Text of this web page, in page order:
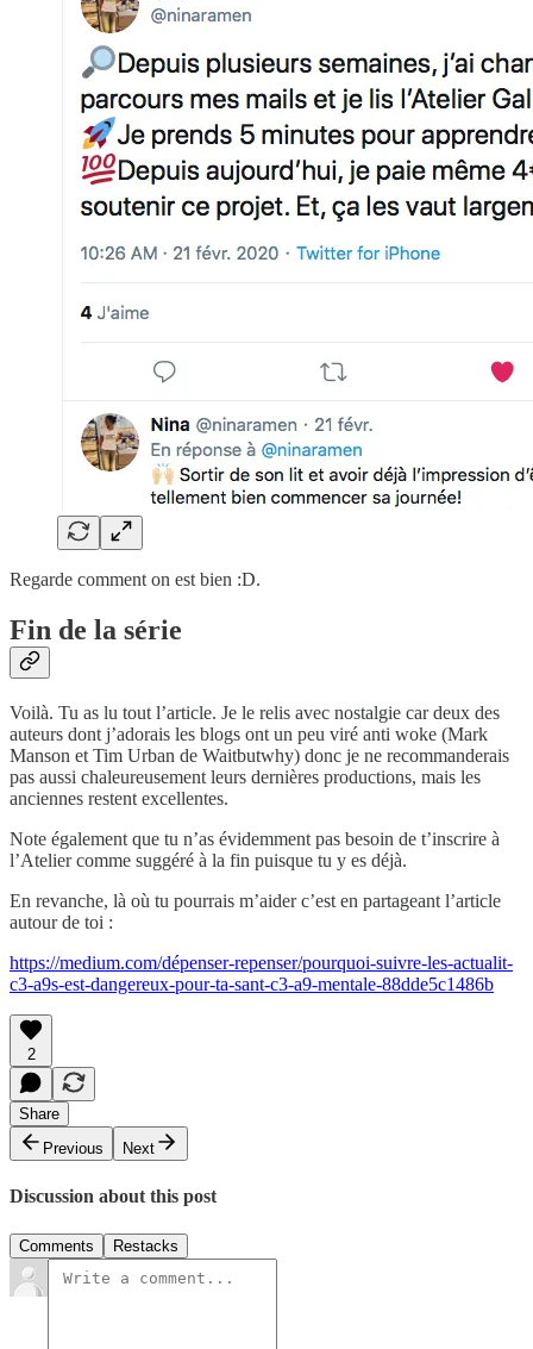
Regarde comment on est bien :D.
Fin de la série
Voilà. Tu as lu tout l’article. Je le relis avec nostalgie car deux des
auteurs dont j’adorais les blogs ont un peu viré anti woke (Mark
Manson et Tim Urban de Waitbutwhy) donc je ne recommanderais
pas aussi chaleureusement leurs dernières productions, mais les
anciennes restent excellentes.
Note également que tu n’as évidemment pas besoin de t’inscrire à
l’Atelier comme suggéré à la fin puisque tu y es déjà.
En revanche, là où tu pourrais m’aider c’est en partageant l’article
autour de toi :
https://medium.com/dépenser-repenser/pourquoi-suivre-les-actualit-
c3-a9s-est-dangereux-pour-ta-sant-c3-a9-mentale-88dde5c1486b
2
Share
Previous
Next
Discussion about this post
Comments Restacks